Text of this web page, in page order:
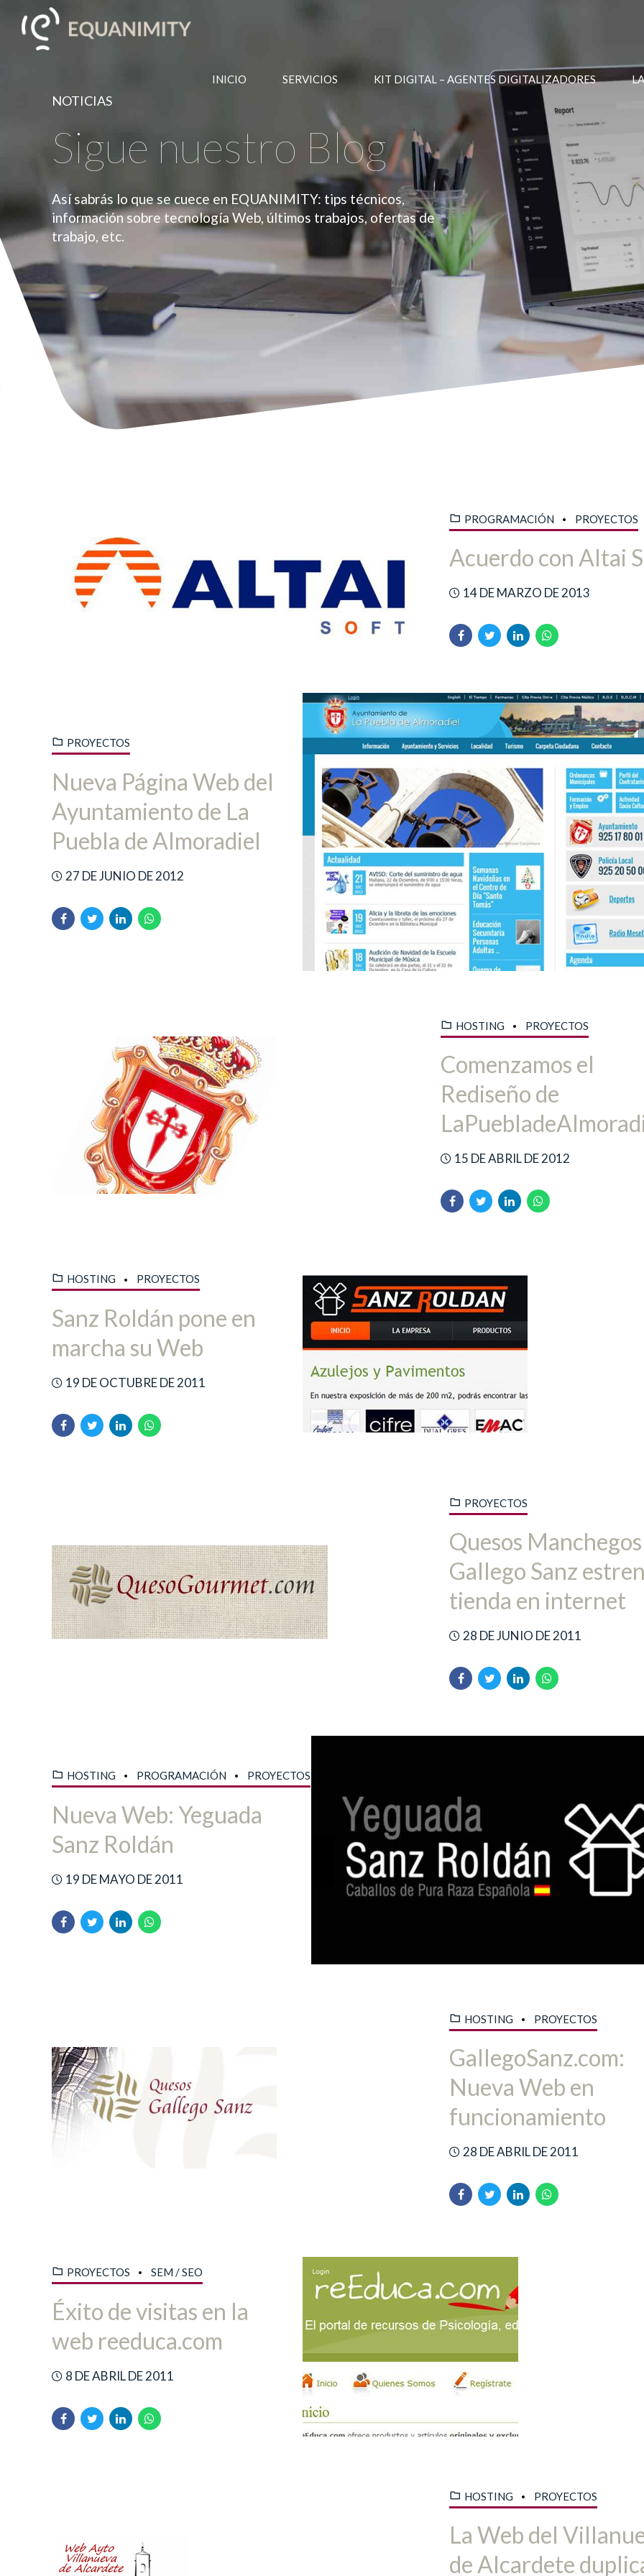
INICIO SERVICIOS KIT DIGITAL – AGENTES DIGITALIZADORES
NOTICIAS
Sigue nuestro Blog
Así sabrás lo que se cuece en EQUANIMITY: tips técnicos,
información sobre tecnología Web, últimos trabajos, ofertas de
trabajo, etc.
PROGRAMACIÓN PROYECTOS
Acuerdo con Altai
14 DE MARZO DE 2013
PROYECTOS
Nueva Página Web del
Ayuntamiento de La
Puebla de Almoradiel
27 DE JUNIO DE 2012
HOSTING PROYECTOS
Comenzamos el
Rediseño de
15 DE ABRIL DE 2012
HOSTING PROYECTOS
Sanz Roldán pone en
marcha su Web
19 DE OCTUBRE DE 2011
PROYECTOS
Quesos Manchegos
Gallego Sanz
tienda en internet
28 DE JUNIO DE 2011
HOSTING PROGRAMACIÓN PROYECTOS
Nueva Web: Yeguada
Sanz Roldán
19 DE MAYO DE 2011
HOSTING PROYECTOS
GallegoSanz.com:
Nueva Web en
funcionamiento
28 DE ABRIL DE 2011
PROYECTOS SEM / SEO
Éxito de visitas en la
web reeduca.com
8 DE ABRIL DE 2011
HOSTING PROYECTOS
La Web del
de Alcardete